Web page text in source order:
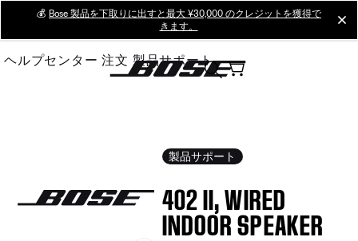
Main
💰 Bose 製品を下取りに出すと最大 ¥30,000 のクレジットを獲得で
きます。
ヘルプセンター 注文 製品サポート
製品サポート
402 II, WIRED
INDOOR SPEAKER